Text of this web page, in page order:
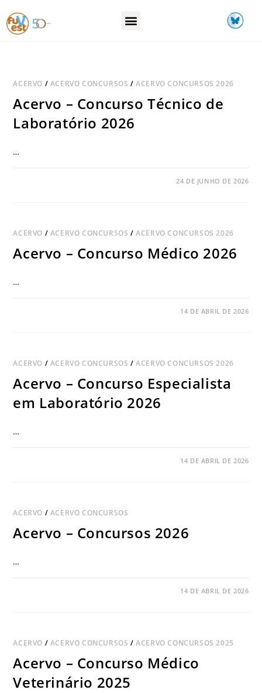
ACERVO / ACERVO CONCURSOS /ACERVO CONCURSOS 2026
Acervo – Concurso Técnico de
Laboratório 2026
…
24 DE JUNHO DE 2026
ACERVO / ACERVO CONCURSOS /ACERVO CONCURSOS 2026
Acervo – Concurso Médico 2026
…
14 DE ABRIL DE 2026
ACERVO / ACERVO CONCURSOS /ACERVO CONCURSOS 2026
Acervo – Concurso Especialista
em Laboratório 2026
…
14 DE ABRIL DE 2026
ACERVO / ACERVO CONCURSOS
Acervo – Concursos 2026
…
14 DE ABRIL DE 2026
ACERVO / ACERVO CONCURSOS /ACERVO CONCURSOS 2025
Acervo – Concurso Médico
Veterinário 2025